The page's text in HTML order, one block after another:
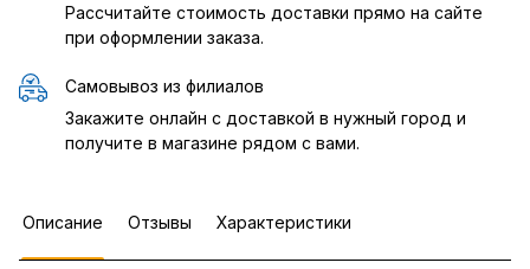
Рассчитайте стоимость доставки прямо на сайте
при оформлении заказа.
Самовывоз из филиалов
Закажите онлайн с доставкой в нужный город и
получите в магазине рядом с вами.
Описание Отзывы Характеристики